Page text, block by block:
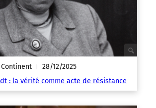
Continent | 28/12/2025
: la vérité comme acte de résistance